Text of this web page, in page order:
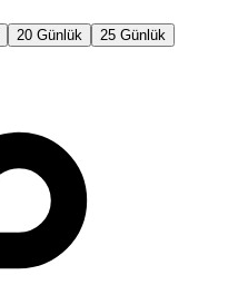
20 Günlük
25 Günlük